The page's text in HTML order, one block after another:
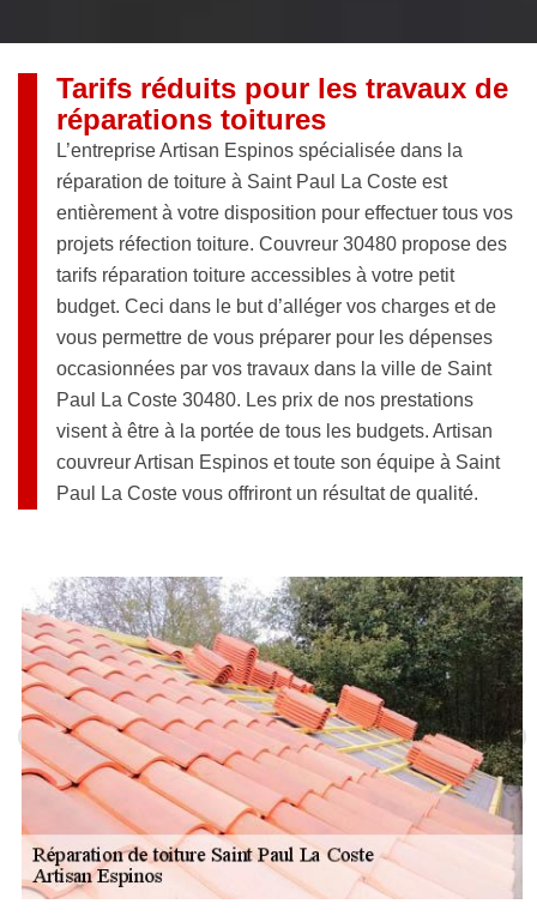
Tarifs réduits pour les travaux de
réparations toitures
L’entreprise Artisan Espinos spécialisée dans la
réparation de toiture à Saint Paul La Coste est
entièrement à votre disposition pour effectuer tous vos
projets réfection toiture. Couvreur 30480 propose des
tarifs réparation toiture accessibles à votre petit
budget. Ceci dans le but d’alléger vos charges et de
vous permettre de vous préparer pour les dépenses
occasionnées par vos travaux dans la ville de Saint
Paul La Coste 30480. Les prix de nos prestations
visent à être à la portée de tous les budgets. Artisan
couvreur Artisan Espinos et toute son équipe à Saint
Paul La Coste vous offriront un résultat de qualité.